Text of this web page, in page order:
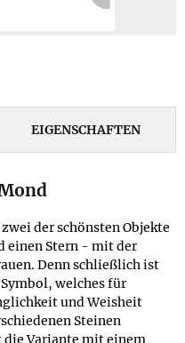
EIGENSCHAFTEN
der schönsten Objekte
einen Stern - mit der
Denn schließlich ist
welches für
und Weisheit
Steinen
Variante mit einem